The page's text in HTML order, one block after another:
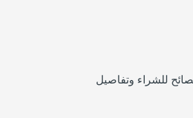
حديد أسود 1 بوصة 20 قدم 2025: نصائح للشراء وتفاصيل